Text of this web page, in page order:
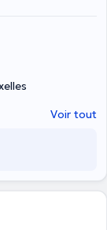
Voir tout